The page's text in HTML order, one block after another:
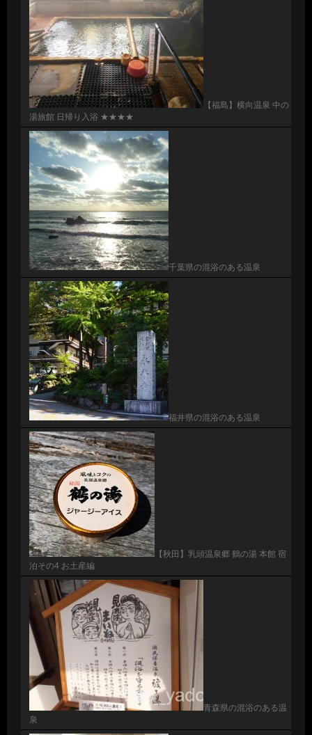
【福島】横向温泉 中の
湯旅館 日帰り入浴 ★★★★
千葉県の混浴のある温泉
福井県の混浴のある温泉
【秋田】乳頭温泉郷 鶴の湯 本館 宿
泊その4 お土産編
青森県の混浴のある温
泉